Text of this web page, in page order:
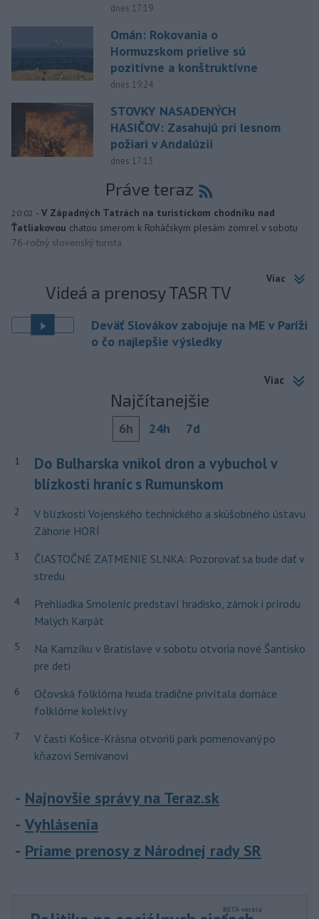
dnes 17:19
Omán: Rokovania o
Hormuzskom prielive sú
pozitívne a konštruktívne
dnes 19:24
STOVKY NASADENÝCH
HASIČOV: Zasahujú pri lesnom
požiari v Andalúzii
dnes 17:13
Práve teraz
20:02 - V Západných Tatrách na turistickom chodníku nad
Ťatliakovou chatou smerom k Roháčskym plesám zomrel v sobotu
76-ročný slovenský turista.
Viac
Videá a prenosy TASR TV
Deväť Slovákov zabojuje na ME v Paríži
o čo najlepšie výsledky
Viac
Najčítanejšie
6h 24h 7d
1
Do Bulharska vnikol dron a vybuchol v
blízkosti hraníc s Rumunskom
2
V blízkosti Vojenského technického a skúšobného ústavu
Záhorie HORÍ
3
ČIASTOČNÉ ZATMENIE SLNKA: Pozorovať sa bude dať v
stredu
4
Prehliadka Smoleníc predstaví hradisko, zámok i prírodu
Malých Karpát
5
Na Kamzíku v Bratislave v sobotu otvoria nové Šantisko
pre deti
6
Očovská folklórna hruda tradične privítala domáce
folklórne kolektívy
7
V časti Košice-Krásna otvorili park pomenovaný po
kňazovi Semivanovi
Najnovšie správy na Teraz.sk
Vyhlásenia
Priame prenosy z Národnej rady SR